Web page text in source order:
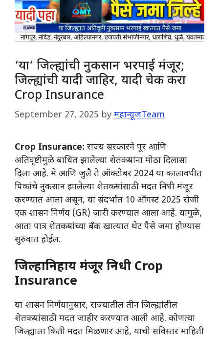
‘या’ जिल्ह्यांची नुकसान भरपाई मंजूर;
जिल्ह्यांची यादी जाहिर, यादी चेक करा
Crop Insurance
September 27, 2025 by महान्यूजTeam
Crop Insurance: राज्य सरकारने पूर आणि
अतिवृष्टीमुळे बाधित झालेल्या शेतकऱ्यांना मोठा दिलासा
दिला आहे. मे आणि जुलै ते ऑक्टोबर 2024 या कालावधीत
पिकांचे नुकसान झालेल्या शेतकऱ्यांसाठी मदत निधी मंजूर
करण्यात आला असून, या संदर्भात 10 ऑगस्ट 2025 रोजी
एक शासन निर्णय (GR) जारी करण्यात आला आहे. यामुळे,
आता पात्र शेतकऱ्यांच्या बँक खात्यात थेट पैसे जमा होण्यास
सुरुवात होईल.
जिल्हानिहाय मंजूर निधी Crop
Insurance
या शासन निर्णयानुसार, राज्यातील तीन जिल्ह्यांतील
शेतकऱ्यांसाठी मदत जाहीर करण्यात आली आहे. कोणत्या
जिल्ह्याला किती मदत मिळणार आहे, याची सविस्तर माहिती